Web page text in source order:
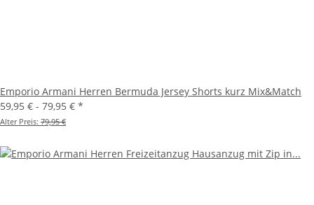
Emporio Armani Herren Bermuda Jersey Shorts kurz Mix&Match
59,95 € - 79,95 € *
Alter Preis: 79,95 €